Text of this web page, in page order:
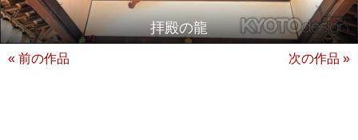
拝殿の龍
« 前の作品 次の作品 »